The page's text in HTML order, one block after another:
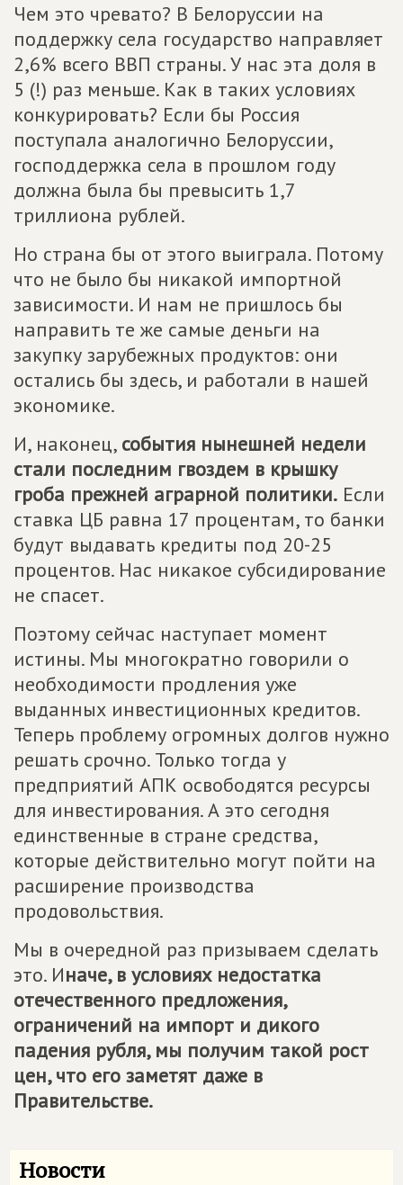
Чем это чревато? В Белоруссии на
поддержку села государство направляет
2,6% всего ВВП страны. У нас эта доля в
5 (!) раз меньше. Как в таких условиях
конкурировать? Если бы Россия
поступала аналогично Белоруссии,
господдержка села в прошлом году
должна была бы превысить 1,7
триллиона рублей.
Но страна бы от этого выиграла. Потому
что не было бы никакой импортной
зависимости. И нам не пришлось бы
направить те же самые деньги на
закупку зарубежных продуктов: они
остались бы здесь, и работали в нашей
экономике.
И, наконец, события нынешней недели
стали последним гвоздем в крышку
гроба прежней аграрной политики. Если
ставка ЦБ равна 17 процентам, то банки
будут выдавать кредиты под 20-25
процентов. Нас никакое субсидирование
не спасет.
Поэтому сейчас наступает момент
истины. Мы многократно говорили о
необходимости продления уже
выданных инвестиционных кредитов.
Теперь проблему огромных долгов нужно
решать срочно. Только тогда у
предприятий АПК освободятся ресурсы
для инвестирования. А это сегодня
единственные в стране средства,
которые действительно могут пойти на
расширение производства
продовольствия.
Мы в очередной раз призываем сделать
это. Иначе, в условиях недостатка
отечественного предложения,
ограничений на импорт и дикого
падения рубля, мы получим такой рост
цен, что его заметят даже в
Правительстве.
Новости